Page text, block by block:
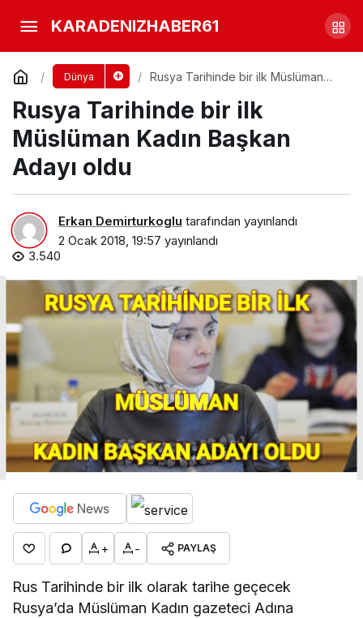
KARADENIZHABER61
Dünya
Rusya Tarihinde bir ilk Müslüman
Rusya Tarihinde bir ilk
Müslüman Kadın Başkan
Adayı oldu
Erkan Demirturkoglu tarafından yayınlandı
2 Ocak 2018, 19:57 yayınlandı
3.540
+ - PAYLAŞ
Rus Tarihinde bir ilk olarak tarihe geçecek
Rusya’da Müslüman Kadın gazeteci Adına
İran’da Göstericiler Valilik
Binasını elegeçirdi Belediye binasını
yaktılar.
Yorum Yap